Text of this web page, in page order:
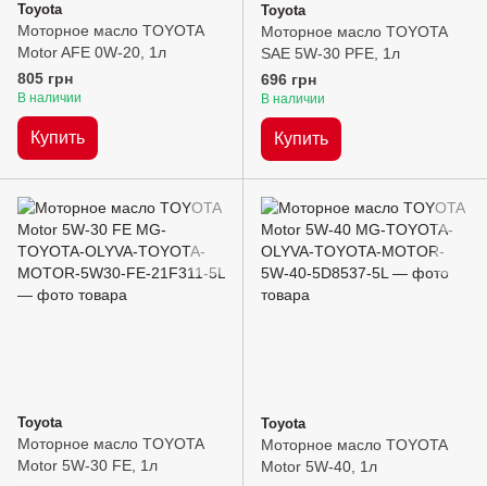
Toyota
Моторное масло TOYOTA
Motor AFE 0W-20, 1л
805 грн
В наличии
Купить
Toyota
Моторное масло TOYOTA
SAE 5W-30 PFE, 1л
696 грн
В наличии
Купить
Toyota
Моторное масло TOYOTA
Motor 5W-30 FE, 1л
Toyota
Моторное масло TOYOTA
Motor 5W-40, 1л